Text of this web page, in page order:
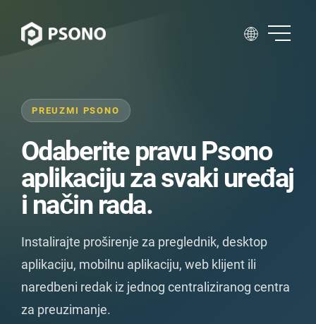
PREUZMI PSONO
Odaberite pravu Psono
aplikaciju za svaki uređaj
i način rada.
Instalirajte proširenje za preglednik, desktop
aplikaciju, mobilnu aplikaciju, web klijent ili
naredbeni redak iz jednog centraliziranog centra
za preuzimanje.